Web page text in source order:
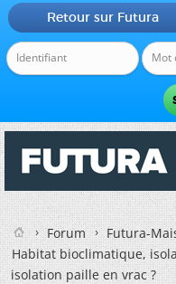
Retour sur Futura
Forum
Futura-
Habitat bioclimatique,
isolation paille en vrac ?